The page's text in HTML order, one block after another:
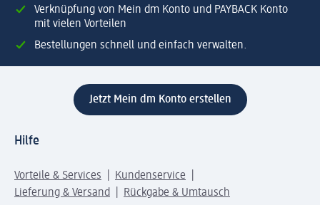
Verknüpfung von Mein dm Konto und PAYBACK Konto
mit vielen Vorteilen
Bestellungen schnell und einfach verwalten.
Jetzt Mein dm Konto erstellen
Hilfe
Vorteile & Services
Kundenservice
Lieferung & Versand
Rückgabe & Umtausch